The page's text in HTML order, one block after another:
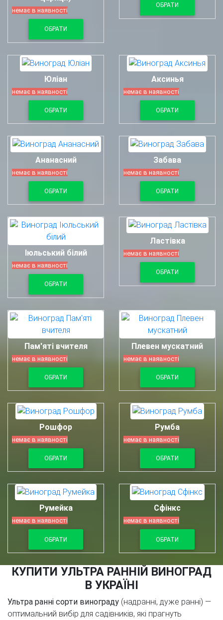
КУПИТИ УЛЬТРА РАННІЙ ВИНОГРАД
В УКРАЇНІ
Ультра ранні сорти винограду (надранні, дуже ранні) —
оптимальний вибір для садівників, які прагнуть
немає в наявності
ОБРАТИ
ОБРАТИ
Юліан
немає в наявності
ОБРАТИ
Аксинья
немає в наявності
ОБРАТИ
Ананасний
немає в наявності
ОБРАТИ
Забава
немає в наявності
ОБРАТИ
Іюльський білий
немає в наявності
ОБРАТИ
Ластівка
немає в наявності
ОБРАТИ
Пам'яті вчителя
немає в наявності
ОБРАТИ
Плевен мускатний
немає в наявності
ОБРАТИ
Рошфор
немає в наявності
ОБРАТИ
Румба
немає в наявності
ОБРАТИ
Румейка
немає в наявності
ОБРАТИ
Сфінкс
немає в наявності
ОБРАТИ